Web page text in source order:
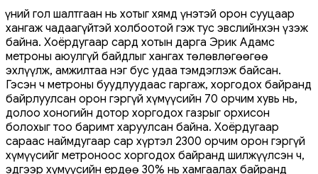
Үүний гол шалтгаан нь хотыг хямд үнэтэй орон сууцаар
хангаж чадаагүйтэй холбоотой гэж тус эвслийнхэн үзэж
байна. Хоёрдугаар сард хотын дарга Эрик Адамс
метроны аюулгүй байдлыг хангах төлөвлөгөөгөө
эхлүүлж, амжилтаа нэг бус удаа тэмдэглэж байсан.
Гэсэн ч метроны буудлуудаас гаргаж, хоргодох байранд
байрлуулсан орон гэргүй хүмүүсийн 70 орчим хувь нь,
долоо хоногийн дотор хоргодох газрыг орхисон
болохыг тоо баримт харуулсан байна. Хоёрдугаар
сараас наймдугаар сар хүртэл 2300 орчим орон гэргүй
хүмүүсийг метроноос хоргодох байранд шилжүүлсэн ч,
эдгээр хүмүүсийн ердөө 30% нь хамгаалах байранд